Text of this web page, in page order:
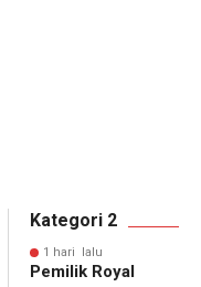
Kategori 2
1 hari lalu
Pemilik Royal